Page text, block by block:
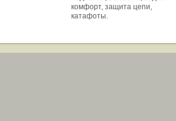
комфорт, защита цепи,
катафоты.